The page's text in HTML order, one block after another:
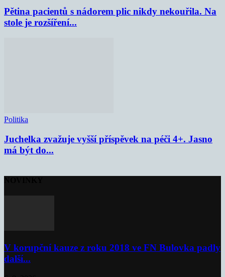
Pětina pacientů s nádorem plic nikdy nekouřila. Na
stole je rozšíření...
Politika
Juchelka zvažuje vyšší příspěvek na péči 4+. Jasno
má být do...
V korupční kauze z roku 2018 ve FN Bulovka padly
další...